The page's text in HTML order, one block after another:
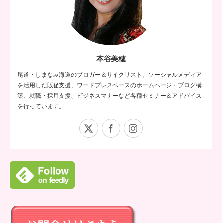
本谷美穂
尾道・しまなみ海道のブロガー＆サイクリスト。ソーシャルメディア
を活用した販促支援、ワードプレスベースのホームページ・ブログ構
築、就職・採用支援、ビジネスマナーなど各種セミナー＆アドバイス
を行っています。
Facebook